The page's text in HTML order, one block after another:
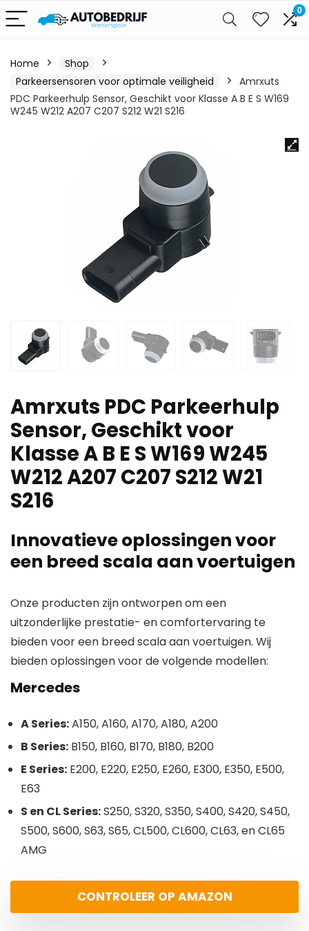
0
Home
Shop
Parkeersensoren voor optimale veiligheid
Amrxuts
PDC Parkeerhulp Sensor, Geschikt voor Klasse A B E S W169
W245 W212 A207 C207 S212 W21 S216
Amrxuts PDC Parkeerhulp
Sensor, Geschikt voor
Klasse A B E S W169 W245
W212 A207 C207 S212 W21
S216
Innovatieve oplossingen voor
een breed scala aan voertuigen
Onze producten zijn ontworpen om een
uitzonderlijke prestatie- en comfortervaring te
bieden voor een breed scala aan voertuigen. Wij
bieden oplossingen voor de volgende modellen:
Mercedes
A Series:A150, A160, A170, A180, A200
B Series: B150, B160, B170, B180, B200
E Series: E200, E220, E250, E260, E300, E350, E500,
E63
S en CL Series:S250, S320, S350, S400, S420, S450,
S500, S600, S63, S65, CL500, CL600, CL63, en CL65
AMG
CONTROLEER OP AMAZON